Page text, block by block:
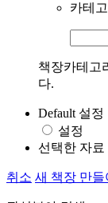
카테고
책장카테고
다.
Default 설정
설정
선택한 자료
취소 새 책장 만들